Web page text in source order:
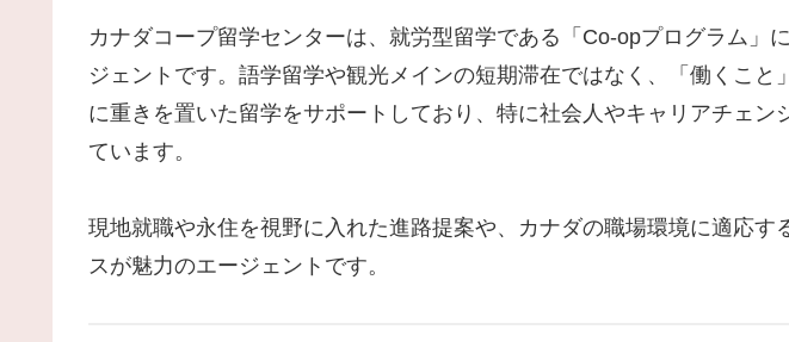
カナダコープ留学センターは、就労型留学である「Co-opプログラム」
ジェントです。語学留学や観光メインの短期滞在ではなく、「働くこと
に重きを置いた留学をサポートしており、特に社会人やキャリアチェン
ています。
現地就職や永住を視野に入れた進路提案や、カナダの職場環境に適応す
スが魅力のエージェントです。